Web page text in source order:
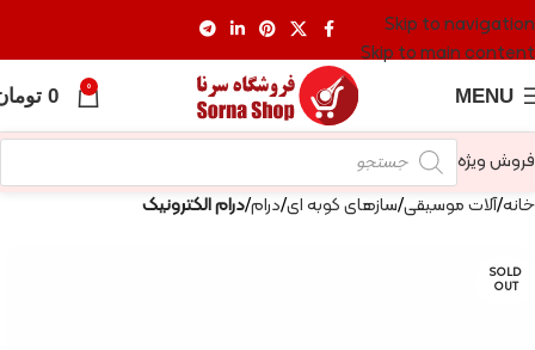
Skip to navigation
Skip to main content
MENU
0
0
فروش ویژه
خانه آلات موسیقی سازهای کوبه ای درام درام الکترونیک
SOLD
OUT